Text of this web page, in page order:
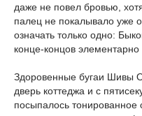
даже не повел бровью,
палец не покалывало уже
означать только одно:
конце-концов элементарно
Здоровенные бугаи Шивы
дверь коттеджа и с
посыпалось